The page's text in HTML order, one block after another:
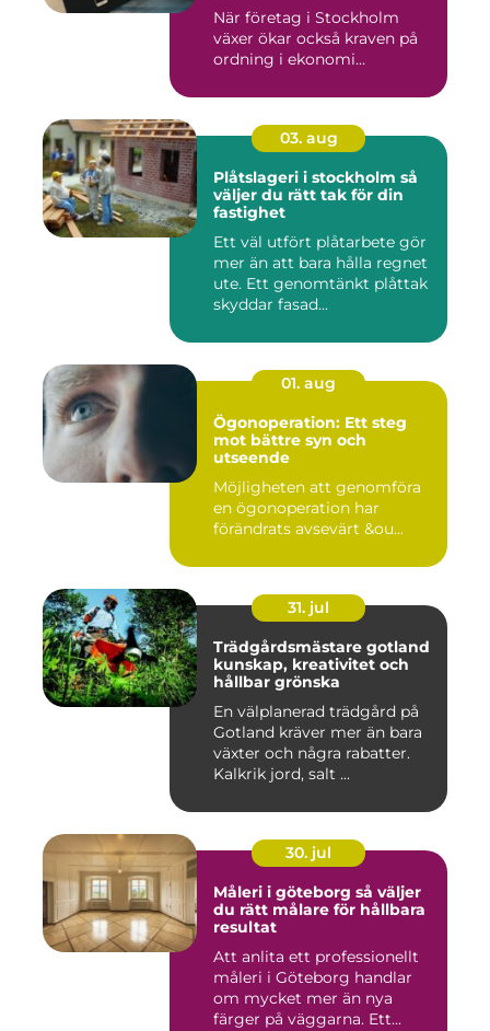
När företag i Stockholm
växer ökar också kraven på
ordning i ekonomi...
03. aug
Plåtslageri i stockholm så
väljer du rätt tak för din
fastighet
Ett väl utfört plåtarbete gör
mer än att bara hålla regnet
ute. Ett genomtänkt plåttak
skyddar fasad...
01. aug
Ögonoperation: Ett steg
mot bättre syn och
utseende
Möjligheten att genomföra
en ögonoperation har
förändrats avsevärt &ou...
31. jul
Trädgårdsmästare gotland
kunskap, kreativitet och
hållbar grönska
En välplanerad trädgård på
Gotland kräver mer än bara
växter och några rabatter.
Kalkrik jord, salt ...
30. jul
Måleri i göteborg så väljer
du rätt målare för hållbara
resultat
Att anlita ett professionellt
måleri i Göteborg handlar
om mycket mer än nya
färger på väggarna. Ett...